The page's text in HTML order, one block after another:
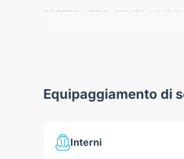
PREZZO VERO, SENZA
EMC 212 2.0 TGDI 8AT 4WD
Opzioni: Vernice metallizzata.
Prezzo pubblicato: €
Equipaggiamento di
Interni